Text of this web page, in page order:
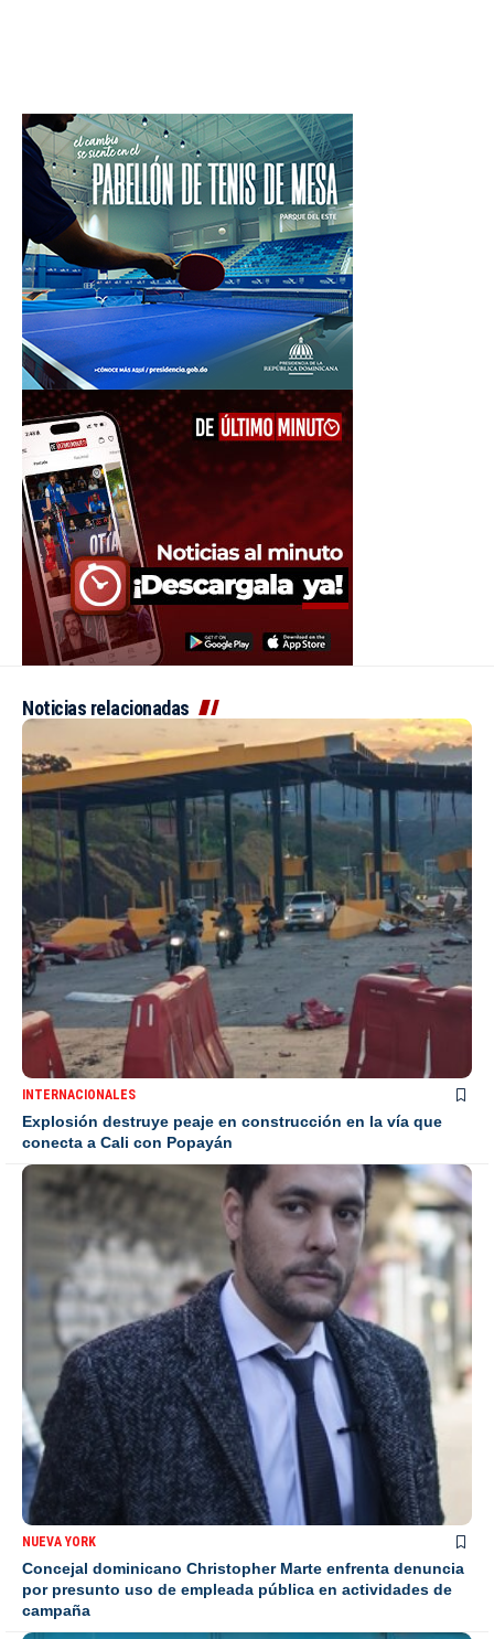
Noticias relacionadas
INTERNACIONALES
Explosión destruye peaje en construcción en la vía que
conecta a Cali con Popayán
NUEVA YORK
Concejal dominicano Christopher Marte enfrenta denuncia
por presunto uso de empleada pública en actividades de
campaña